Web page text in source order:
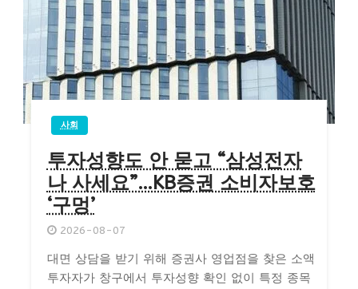
사회
투자성향도 안 묻고 “삼성전자
나 사세요”…KB증권 소비자보호
‘구멍’
2026-08-07
대면 상담을 받기 위해 증권사 영업점을 찾은 소액
투자자가 창구에서 투자성향 확인 없이 특정 종목